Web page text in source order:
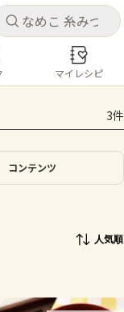
キャ
きます
キャ
コンテンツ
もろこし
ピーマン
マイレシピ
3件
コンテンツ
人気順